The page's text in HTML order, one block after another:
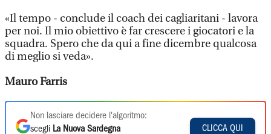
«Il tempo - conclude il coach dei cagliaritani - lavora
per noi. Il mio obiettivo è far crescere i giocatori e la
squadra. Spero che da qui a fine dicembre qualcosa
di meglio si veda».
Mauro Farris
Non lasciare decidere l'algoritmo:
scegli La Nuova Sardegna
CLICCA QUI